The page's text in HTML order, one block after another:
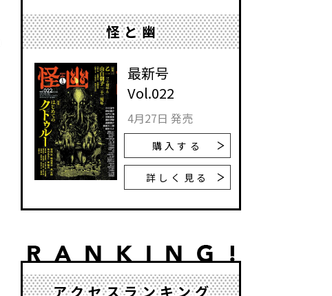
怪と幽
最新号
Vol.022
4月27日 発売
購入する
詳しく見る
アクセスランキング